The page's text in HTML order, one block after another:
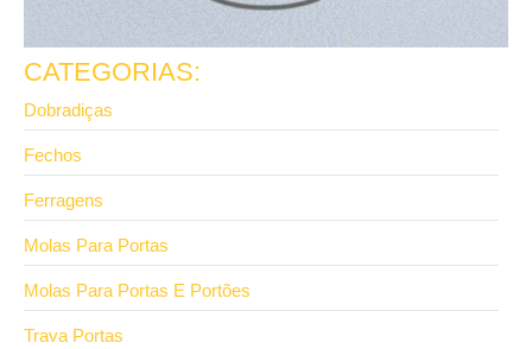
CATEGORIAS:
Dobradiças
Fechos
Ferragens
Molas Para Portas
Molas Para Portas E Portões
Trava Portas